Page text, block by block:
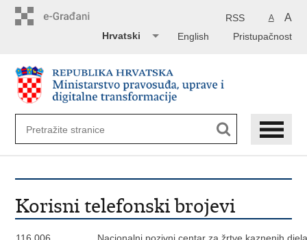
A A
RSS
Pristupačnost
English
Hrvatski
Korisni telefonski brojevi